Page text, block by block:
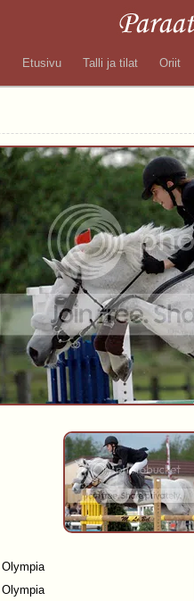
Etusivu Talli ja tilat Oriit
Olympia
Olympia